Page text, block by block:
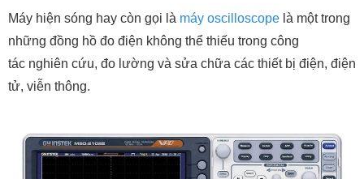
Máy hiện sóng hay còn gọi là máy oscilloscope là một trong
những đồng hồ đo điện không thể thiếu trong công
tác nghiên cứu, đo lường và sửa chữa các thiết bị điện, điện
tử, viễn thông.